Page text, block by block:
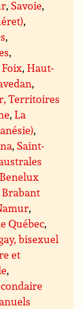
, Savoie,
,
,
,
,Haut-
,
Territoires
,La
,
, Saint-
Benelux
Brabant
,
Québec,
bisexuel
et
,